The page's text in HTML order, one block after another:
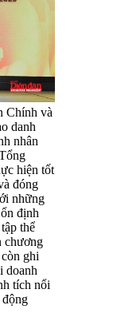
Chính và
danh
nhân
hiện tốt
đóng
những
định
thể
chương
ghi
doanh
tích nổi
động